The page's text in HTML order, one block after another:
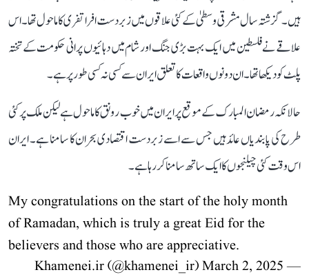
ہیں۔ گزشتہ سال مشرقی وسطیٰ کے کئی علاقوں میں زبردست افرا تفری کا ماحول تھا۔ اس
علاقے نے فلسطین میں ایک بہت بڑی جنگ اور شام میں دہائیوں پرانی حکومت کے تختہ
پلٹ کو دیکھا تھا۔ ان دونوں واقعات کا تعلق ایران سے کسی نہ کسی طور پر ہے۔
حالانکہ رمضان المبارک کے موقع پر ایران میں خوب رونق کا ماحول ہے لیکن ملک پر کئی
طرح کی پابندیاں عائد ہیں جس سے اسے زبردست اقتصادی بحران کا سامنا ہے۔ ایران
اس وقت کئی چیلنجوں کا ایک ساتھ سامنا کر رہا ہے۔
My congratulations on the start of the holy month
of Ramadan, which is truly a great Eid for the
believers and those who are appreciative.
— Khamenei.ir (@khamenei_ir)
March 2, 2025